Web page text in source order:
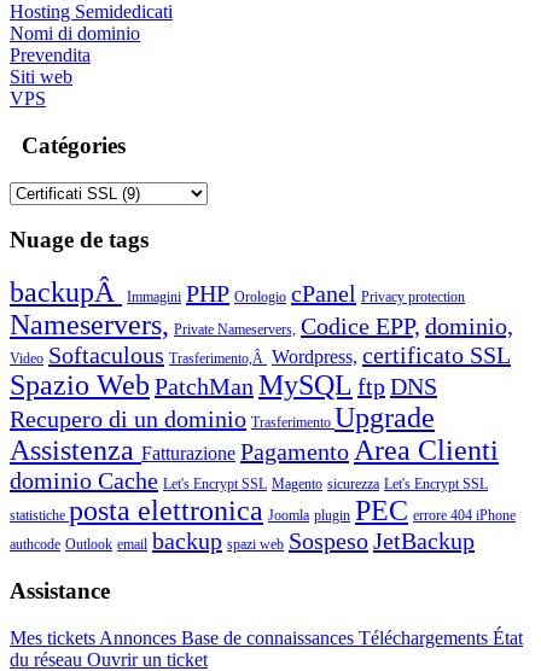
Hosting Semidedicati
Nomi di dominio
Prevendita
Siti web
VPS
Catégories
Nuage de tags
backupÂ Immagini PHP Orologio cPanel Privacy protection
Nameservers, Private Nameservers, Codice EPP, dominio,
Video Softaculous Trasferimento,Â Wordpress, certificato SSL
Spazio Web PatchMan MySQL ftpDNS
Recupero di un dominio Trasferimento Upgrade
Assistenza Fatturazione Pagamento Area Clienti
dominio Cache Let's Encrypt SSL Magento sicurezza Let's Encrypt SSL
statistiche posta elettronica Joomla plugin PEC errore 404 iPhone
authcode Outlook email backup spazi web SospesoJetBackup
Assistance
Mes tickets Annonces Base de connaissances Téléchargements État
du réseau Ouvrir un ticket